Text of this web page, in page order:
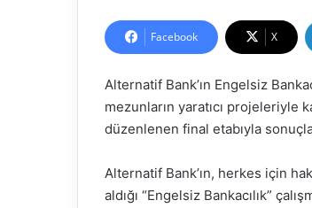
Facebook X
Alternatif Bank’ın Engelsiz
mezunların yaratıcı projeleriyle
düzenlenen final etabıyla
Alternatif Bank’ın, herkes için
aldığı “Engelsiz Bankacılık”